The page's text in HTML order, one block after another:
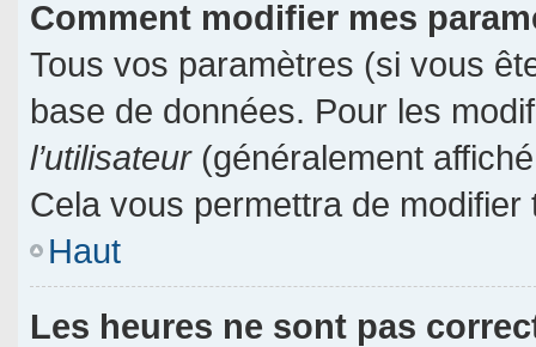
Comment modifier mes
Tous vos paramètres (si vous
base de données. Pour les
l’utilisateur(généralement
Cela vous permettra de
Haut
Les heures ne sont pas